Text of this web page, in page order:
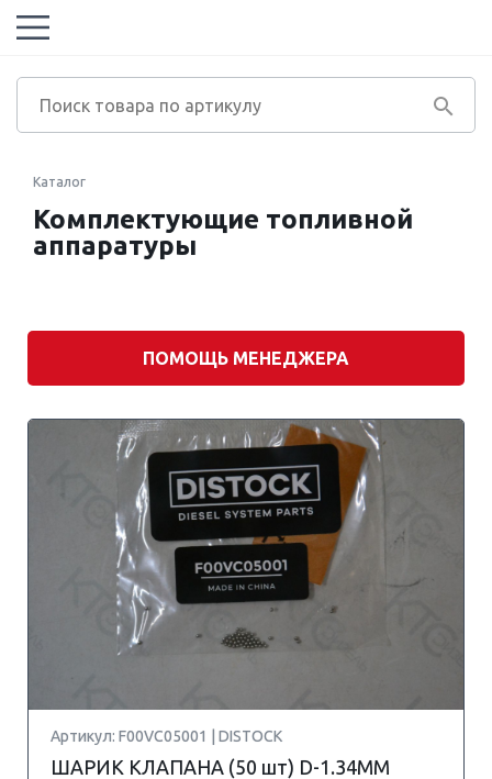
Каталог
Комплектующие топливной
аппаратуры
автомобиля
двигателя
Экологический
ПОМОЩЬ МЕНЕДЖЕРА
Артикул: F00VC05001 | DISTOCK
ШАРИК КЛАПАНА (50 шт) D-1.34MM